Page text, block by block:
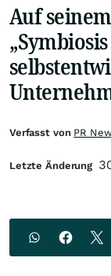
Auf
Verfasst von PR
Letzte Änderung